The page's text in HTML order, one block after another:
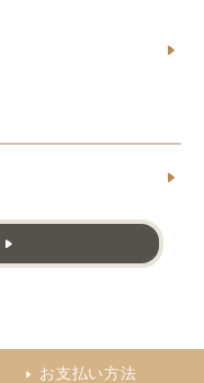
お支払い方法